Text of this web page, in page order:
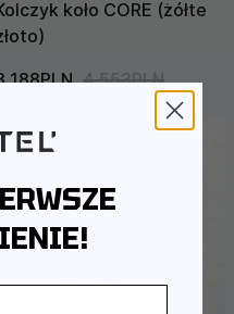
koło CORE (żółte
188PLN 4 553PLN